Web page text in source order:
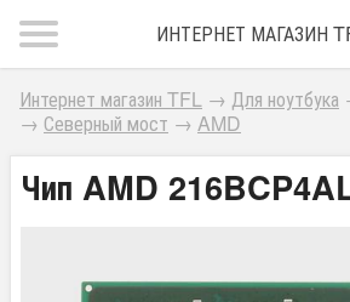
ИНТЕРНЕТ МАГАЗИН
Интернет магазин TFL → Для ноутбука
→ Северный мост → AMD
Чип AMD